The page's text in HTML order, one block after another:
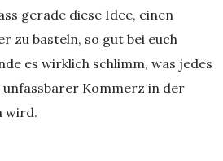
gerade diese Idee, einen
zu basteln, so gut bei euch
es wirklich schlimm, was jedes
unfassbarer Kommerz in der
wird.